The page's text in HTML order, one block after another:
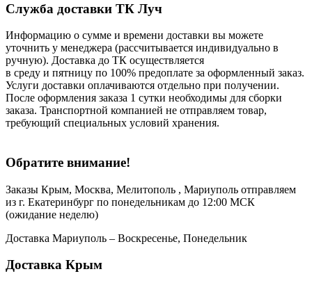
Служба доставки ТК Луч
Информацию о сумме и времени доставки вы можете
уточнить у менеджера (рассчитывается индивидуально в
ручную). Доставка до ТК осуществляется
в среду и пятницу по 100% предоплате за оформленный заказ.
Услуги доставки оплачиваются отдельно при получении.
После оформления заказа 1 сутки необходимы для сборки
заказа. Транспортной компанией не отправляем товар,
требующий специальных условий хранения.
Обратите внимание!
Заказы Крым, Москва, Мелитополь , Мариуполь отправляем
из г. Екатеринбург по понедельникам до 12:00 МСК
(ожидание неделю)
Доставка Мариуполь – Воскресенье, Понедельник
Доставка Крым